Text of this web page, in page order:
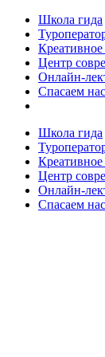
Школа гида
Центр
Онлайн-
Спасаем
Школа гида
Центр
Онлайн-
Спасаем